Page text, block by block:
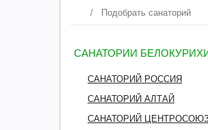
/ Подобрать санаторий
САНАТОРИИ
САНАТОРИЙ РОССИЯ
САНАТОРИЙ АЛТАЙ
САНАТОРИЙ